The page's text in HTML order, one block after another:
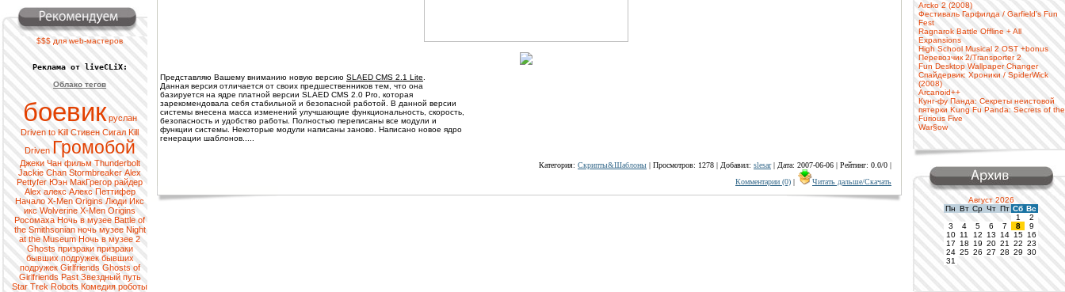
$$$ для web-мастеров
Реклама от liveCLiX:
Облако тегов
боевик руслан
Driven to Kill Стивен Сигал Kill
Driven Громобой
Джеки Чан фильм Thunderbolt
Jackie Chan Stormbreaker Alex
Pettyfer Юэн МакГрегор райдер
Alex алекс Алекс Петтифер
Начало X-Men Origins Люди Икс
икс Wolverine X-Men Origins
Росомаха Ночь в музее Battle of
the Smithsonian ночь музее Night
at the Museum Ночь в музее 2
Ghosts призраки призраки
бывших подружек бывших
подружек Girlfriends Ghosts of
Girlfriends Past Звездный путь
Star Trek Robots Комедия роботы
Представляю Вашему вниманию новую версию SLAED CMS 2.1 Lite
Данная версия отличается от своих предшественников тем, что она
базируется на ядре платной версии SLAED CMS 2.0 Pro, которая
зарекомендовала себя стабильной и безопасной работой. В данной версии
системы внесена масса изменений улучшающие функциональность, скорость,
безопасность и удобство работы. Полностью переписаны все модули и
функции системы. Некоторые модули написаны заново. Написано новое ядро
генерации шаблонов.....
Категория: Скрипты&Шаблоны | Просмотров: 1278 | Добавил: slesar| Дата: 2007-06-06 | Рейтинг: 0.0/0 |
Комментарии (0) | Читать дальше/Скачать
Arcko 2 (2008)
Фестиваль Гарфилда / Garfield’s Fun
Fest
Ragnarok Battle Offline + All
Expansions
High School Musical 2 OST +bonus
Перевозчик 2/Transporter 2
Fun Desktop Wallpaper Changer
Спайдервик: Хроники / SpiderWick
(2008)
Arcanoid++
Кунг-фу Панда: Секреты неистовой
пятерки Kung Fu Panda: Secrets of the
Furious Five
War§ow
Август 2026
Пн Вт Ср Чт Пт Сб Вс
1
2
3
4 5 6 7 8
9
10 11 12 13 14 15 16
17
18 19 20 21 22 23
24 25 26 27 28 29 30
31